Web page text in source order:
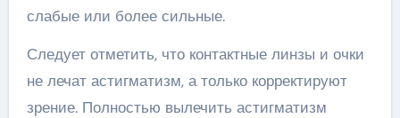
слабые или более сильные.
Следует отметить, что контактные линзы и очки
не лечат астигматизм, а только корректируют
зрение. Полностью вылечить астигматизм